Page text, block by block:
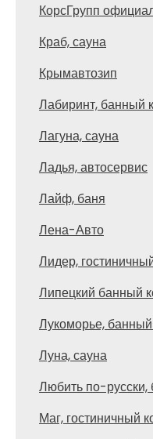
КорсГрупп
Краб, сауна
Крымавтозип
Лабиринт, банный
Лагуна, сауна
Ладья, автосервис
Лайф, баня
Лена-Авто
Лидер,
Липецкий банный
Лукоморье,
Луна, сауна
Любить по-русски,
Маг, гостиничный